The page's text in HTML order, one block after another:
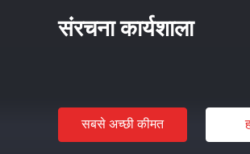
संरचना कार्यशाला
सबसे अच्छी कीमत